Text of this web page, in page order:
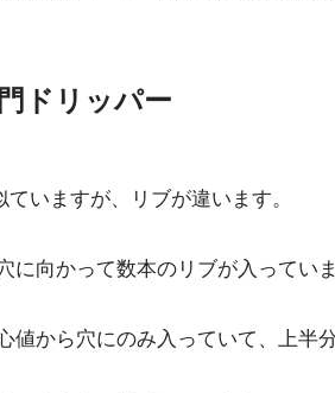
ドリッパー
ていますが、リブが違います。
に向かって数本のリブが入っていま
値から穴にのみ入っていて、上半